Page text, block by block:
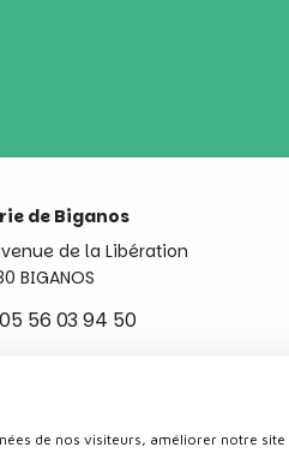
de Biganos
de la Libération
BIGANOS
05 56 03 94 50
de nos visiteurs, améliorer notre